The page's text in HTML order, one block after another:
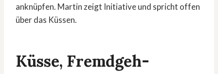
anknüpfen. Martin zeigt Initiative und spricht offen
über das Küssen.
Küsse, Fremdgeh-